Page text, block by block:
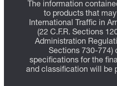
The information
to products that
International Traffic in
(22 C.F.R. Sections
Administration
Sections 730-774)
specifications for the
and classification will be